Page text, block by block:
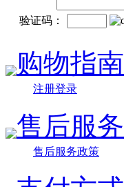
验证码：
购物指南
注册登录
售后服务
售后服务政策